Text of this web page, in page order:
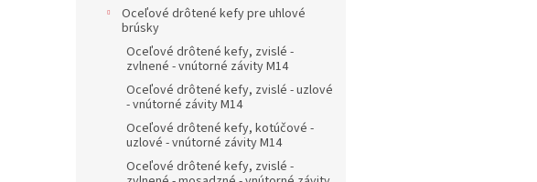
Oceľové drôtené kefy pre uhlové
brúsky
Oceľové drôtené kefy, zvislé -
zvlnené - vnútorné závity M14
Oceľové drôtené kefy, zvislé - uzlové
- vnútorné závity M14
Oceľové drôtené kefy, kotúčové -
uzlové - vnútorné závity M14
Oceľové drôtené kefy, zvislé -